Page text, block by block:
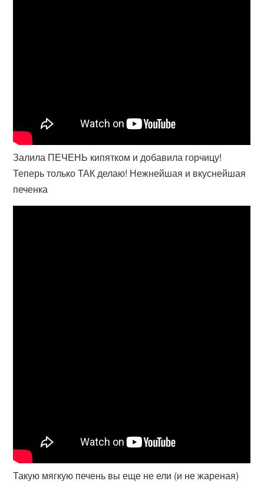
Залила ПЕЧЕНЬ кипятком и добавила горчицу!
Теперь только ТАК делаю! Нежнейшая и вкуснейшая
печенка
Такую мягкую печень вы еще не ели (и не жареная)